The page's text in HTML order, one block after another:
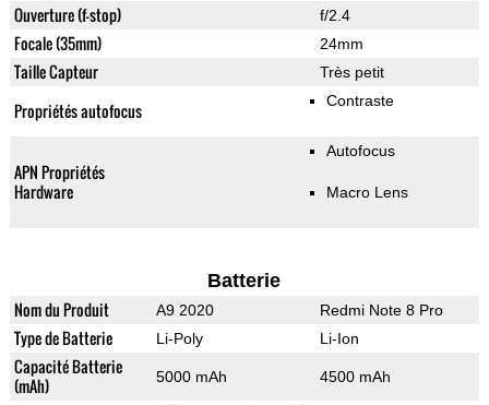
Ouverture (f-stop) f/2.4
Focale (35mm) 24mm
Taille Capteur Très petit
Propriétés autofocus Contraste
APN Propriétés
Hardware
Autofocus
Macro Lens
Batterie
Nom du Produit A9 2020 Redmi Note 8 Pro
Type de Batterie Li-Poly Li-Ion
Capacité Batterie
(mAh)
5000 mAh 4500 mAh